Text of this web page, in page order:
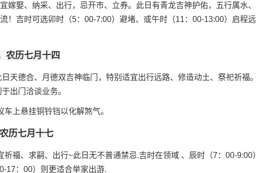
嫁娶、纳采、出行，忌开市、立券。此日有青龙吉神护佑，五行属水、
！吉时可选卯时（5：00-7:00）避堵、或午时（11：00-13:00）启程远
农历七月十四
天德合、月德双吉神临门，特别适宜出行远路、修造动土、祭祀祈福。
出门洽谈业务。
上悬挂铜铃铛以化解煞气。
历七月十七
祈福、求嗣、出行~此日无不普通禁忌.吉时在领域 、辰时（7：00-9:00）
17：00）则更适合举家出游.